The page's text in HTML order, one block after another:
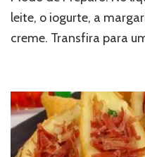
leite, o iogurte, a
creme. Transfira para